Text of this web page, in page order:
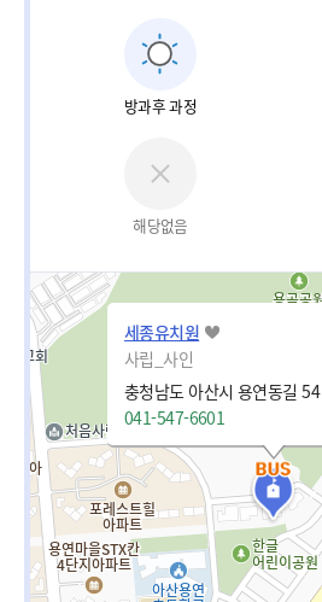
방과후 과정
해당없음
세종유치원
사립_사인
충청남도 아산시 용연동길 54
041-547-6601